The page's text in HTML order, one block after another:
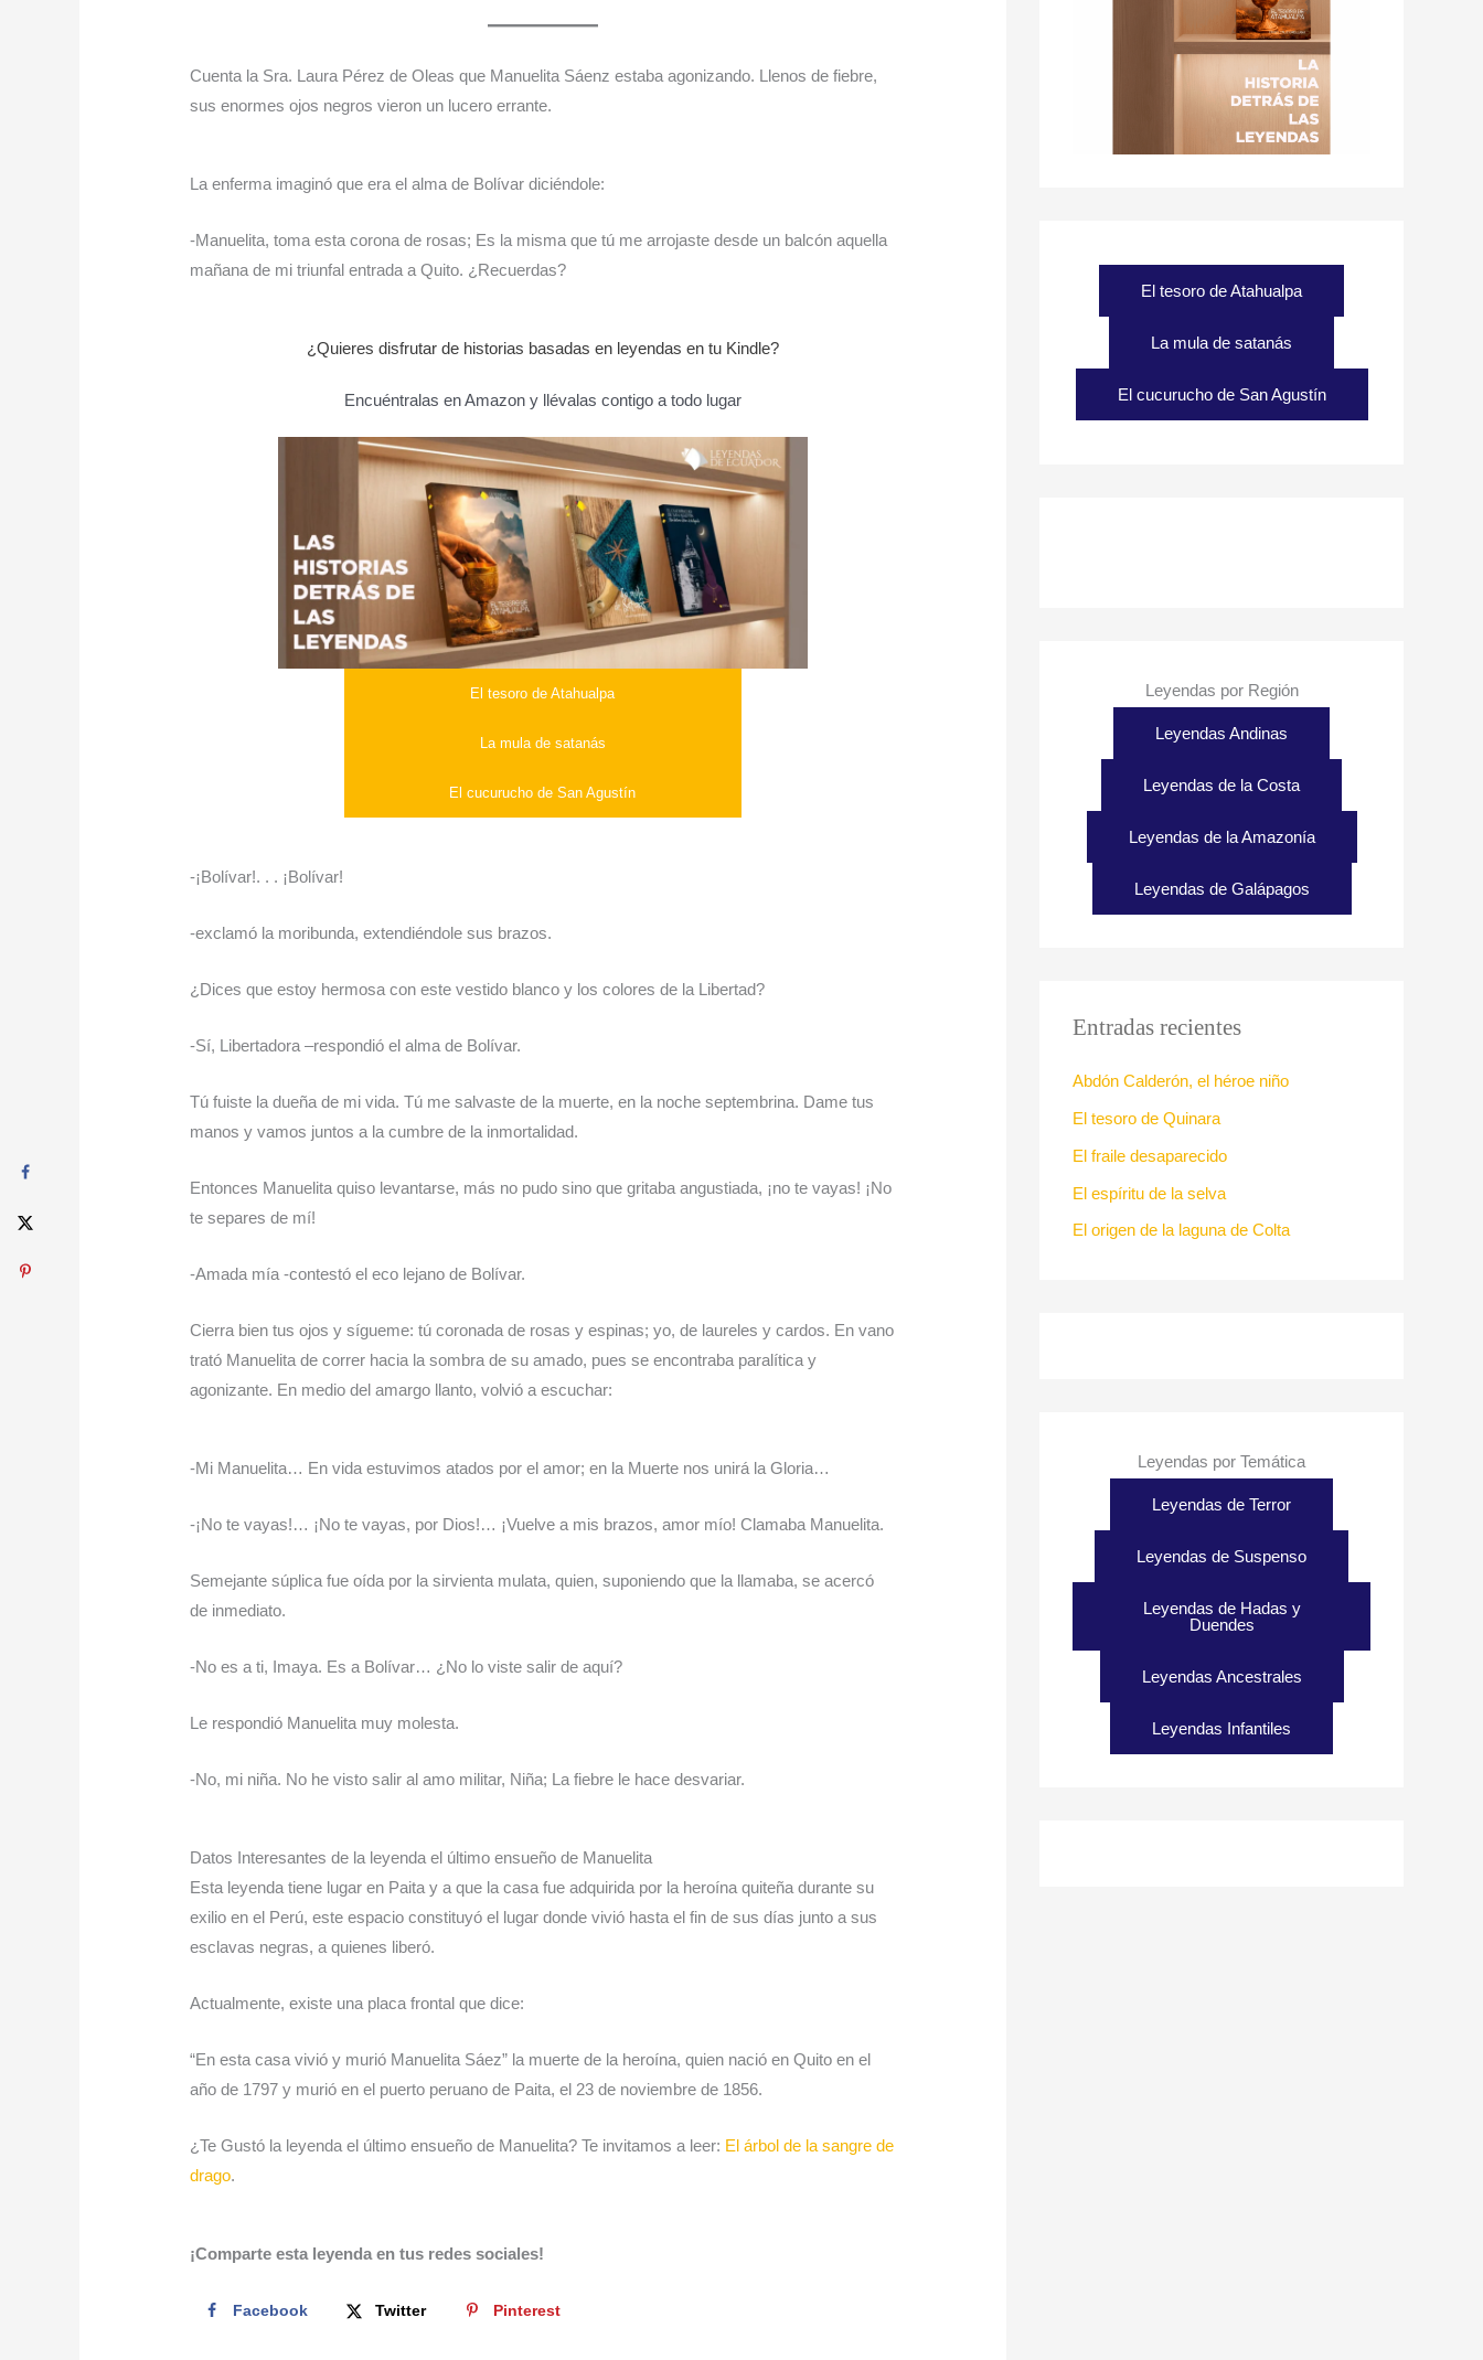
Cuenta la Sra. Laura Pérez de Oleas que Manuelita Sáenz estaba agonizando. Llenos de fiebre,
sus enormes ojos negros vieron un lucero errante.
La enferma imaginó que era el alma de Bolívar diciéndole:
-Manuelita, toma esta corona de rosas; Es la misma que tú me arrojaste desde un balcón aquella
mañana de mi triunfal entrada a Quito. ¿Recuerdas?
¿Quieres disfrutar de historias basadas en leyendas en tu Kindle?
Encuéntralas en Amazon y llévalas contigo a todo lugar
El tesoro de Atahualpa
La mula de satanás
El cucurucho de San Agustín
-¡Bolívar!. . . ¡Bolívar!
-exclamó la moribunda, extendiéndole sus brazos.
¿Dices que estoy hermosa con este vestido blanco y los colores de la Libertad?
-Sí, Libertadora –respondió el alma de Bolívar.
Tú fuiste la dueña de mi vida. Tú me salvaste de la muerte, en la noche septembrina. Dame tus
manos y vamos juntos a la cumbre de la inmortalidad.
Entonces Manuelita quiso levantarse, más no pudo sino que gritaba angustiada, ¡no te vayas! ¡No
te separes de mí!
-Amada mía -contestó el eco lejano de Bolívar.
Cierra bien tus ojos y sígueme: tú coronada de rosas y espinas; yo, de laureles y cardos. En vano
trató Manuelita de correr hacia la sombra de su amado, pues se encontraba paralítica y
agonizante. En medio del amargo llanto, volvió a escuchar:
-Mi Manuelita… En vida estuvimos atados por el amor; en la Muerte nos unirá la Gloria…
-¡No te vayas!… ¡No te vayas, por Dios!… ¡Vuelve a mis brazos, amor mío! Clamaba Manuelita.
Semejante súplica fue oída por la sirvienta mulata, quien, suponiendo que la llamaba, se acercó
de inmediato.
-No es a ti, Imaya. Es a Bolívar… ¿No lo viste salir de aquí?
Le respondió Manuelita muy molesta.
-No, mi niña. No he visto salir al amo militar, Niña; La fiebre le hace desvariar.
Datos Interesantes de la leyenda el último ensueño de Manuelita
Esta leyenda tiene lugar en Paita y a que la casa fue adquirida por la heroína quiteña durante su
exilio en el Perú, este espacio constituyó el lugar donde vivió hasta el fin de sus días junto a sus
esclavas negras, a quienes liberó.
Actualmente, existe una placa frontal que dice:
“En esta casa vivió y murió Manuelita Sáez” la muerte de la heroína, quien nació en Quito en el
año de 1797 y murió en el puerto peruano de Paita, el 23 de noviembre de 1856.
¿Te Gustó la leyenda el último ensueño de Manuelita? Te invitamos a leer: El árbol de la sangre de
drago.
¡Comparte esta leyenda en tus redes sociales!
Facebook Twitter Pinterest
El tesoro de Atahualpa
La mula de satanás
El cucurucho de San Agustín
Leyendas por Región
Leyendas Andinas
Leyendas de la Costa
Leyendas de la Amazonía
Leyendas de Galápagos
Entradas recientes
Abdón Calderón, el héroe niño
El tesoro de Quinara
El fraile desaparecido
El espíritu de la selva
El origen de la laguna de Colta
Leyendas por Temática
Leyendas de Terror
Leyendas de Suspenso
Leyendas de Hadas y
Duendes
Leyendas Ancestrales
Leyendas Infantiles